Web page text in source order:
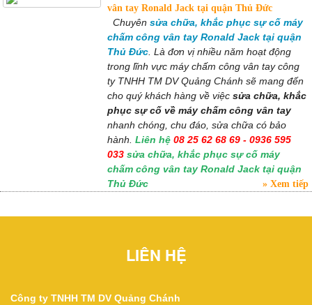
vân tay Ronald Jack tại quận Thủ Đức
Chuyên sửa chữa, khắc phục sự cố máy
chấm công vân tay Ronald Jack tại quận
Thủ Đức . Là đơn vị nhiều năm hoạt động
trong lĩnh vực máy chấm công vân tay công
ty TNHH TM DV Quảng Chánh sẽ mang đến
cho quý khách hàng về việc sửa chữa, khắc
phục sự cố về máy chấm công vân tay
nhanh chóng, chu đáo, sửa chữa có bảo
hành.Liên hệ08 25 62 68 69 - 0936 595
033 sửa chữa, khắc phục sự cố máy
chấm công vân tay Ronald Jack tại quận
Thủ Đức
Xem tiếp
LIÊN HỆ
Công ty TNHH TM DV Quảng Chánh